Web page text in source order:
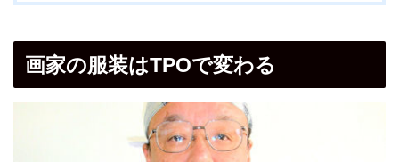
画家の服装はTPOで変わる